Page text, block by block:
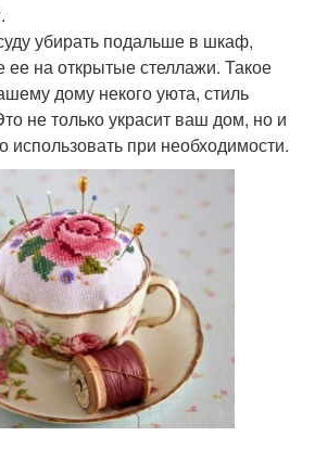
убирать подальше в шкаф,
ее на открытые стеллажи. Такое
дому некого уюта, стиль
не только украсит ваш дом, но и
использовать при необходимости.